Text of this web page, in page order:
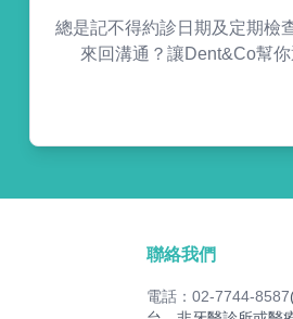
總是記不得約診日期及定期檢
來回溝通？讓Dent&Co幫你
聯絡我們
電話：02-7744-8587